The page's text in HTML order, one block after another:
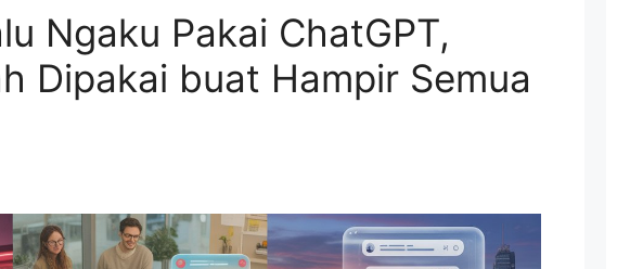
Ngaku Pakai ChatGPT,
Dipakai buat Hampir Semua